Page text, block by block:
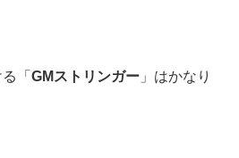
「 GMストリンガー」はかなり